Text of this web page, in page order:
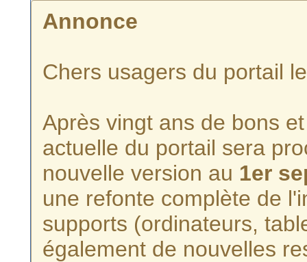
Annonce
Chers usagers du portail
Après vingt ans de bons
actuelle du portail sera
nouvelle version au 1er
une refonte complète de
supports (ordinateurs,
également de nouvelles